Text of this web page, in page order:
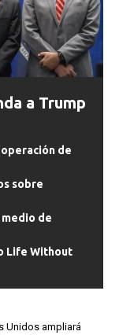
a Trump
de
sobre
medio de
Life Without
Unidos ampliará